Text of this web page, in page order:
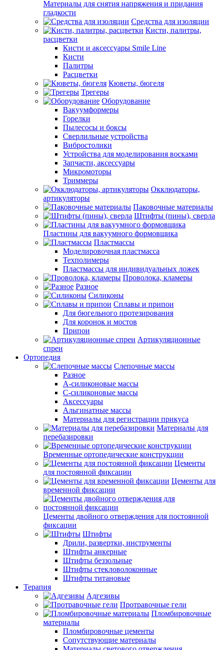
Материалы для снятия напряжения и придания
гладкости
Средства для изоляции
Кисти, палитры,
расцветки
Кисти и аксессуары Smile Line
Кисти
Палитры
Расцветки
Кюветы, бюгеля
Трегеры
Оборудование
Вакуумформеры
Горелки
Пылесосы и боксы
Сверлильные устройства
Вибростолики
Устройства для моделирования восками
Запчасти, аксессуары
Микромоторы
Триммеры
Окклюдаторы,
артикуляторы
Паковочные материалы
Штифты (пины), сверла
Пластины для вакуумного формовщика
Пластмассы
Моделировочная пластмасса
Техполимеры
Пластмассы для индивидуальных ложек
Проволока, кламеры
Разное
Силиконы
Сплавы и припои
Для бюгельного протезирования
Для коронок и мостов
Припои
Артикуляционные
спреи
Ортопедия
Слепочные массы
Разное
А-силиконовые массы
С-силиконовые массы
Аксессуары
Альгинатные массы
Материалы для регистрации прикуса
Материалы для
перебазировки
Временные ортопедические конструкции
Цементы
для постоянной фиксации
Цементы для
временной фиксации
Цементы двойного отверждения для постоянной
фиксации
Штифты
Дрили, развертки, инструменты
Штифты анкерные
Штифты беззольные
Штифты стекловолоконные
Штифты титановые
Терапия
Адгезивы
Протравочные гели
Пломбировочные
материалы
Пломбировочные цементы
Сопутствующие материалы